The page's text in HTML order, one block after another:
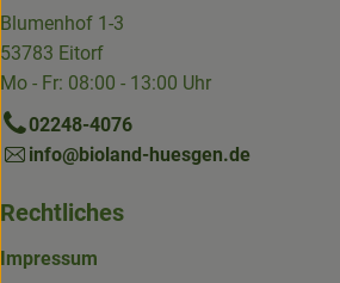
Blumenhof 1-3
53783 Eitorf
Mo - Fr: 08:00 - 13:00 Uhr
02248-4076
info@bioland-huesgen.de
Rechtliches
Impressum